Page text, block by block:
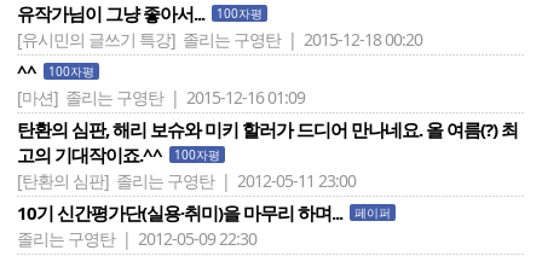
유작가님이 그냥 좋아서... 100자평
[유시민의 글쓰기 특강] 졸리는 구영탄 | 2015-12-18 00:20
^^ 100자평
[마션] 졸리는 구영탄 | 2015-12-16 01:09
탄환의 심판, 해리 보슈와 미키 할러가 드디어 만나네요. 올 여름(?) 최
고의 기대작이죠.^^
100자평
[탄환의 심판] 졸리는 구영탄 | 2012-05-11 23:00
10기 신간평가단(실용·취미)을 마무리 하며... 페이퍼
졸리는 구영탄 | 2012-05-09 22:30